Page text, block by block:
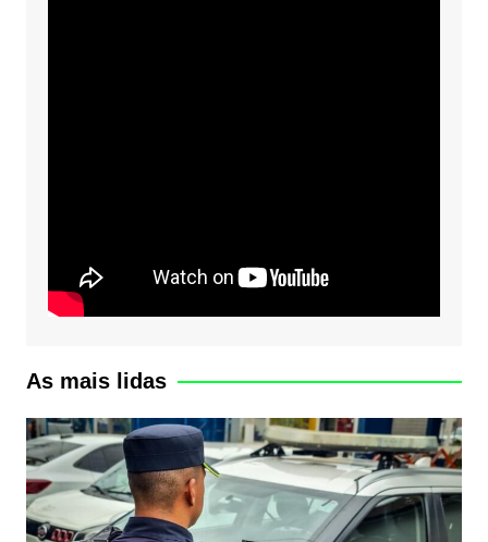
As mais lidas